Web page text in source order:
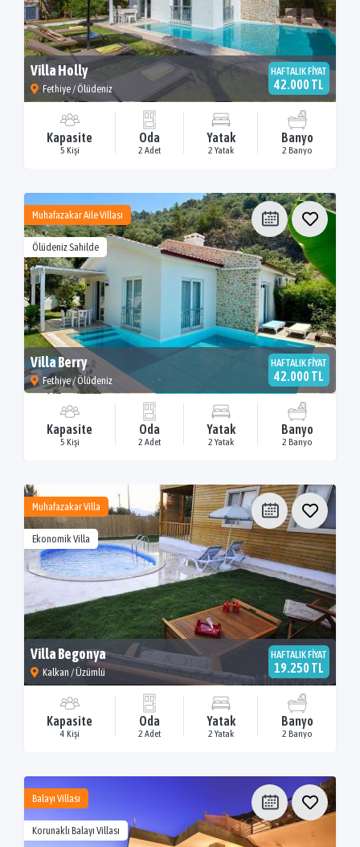
Villa Holly
Fethiye / Ölüdeniz
HAFTALIK FİYAT
42.000 TL
Kapasite
5 Kişi
Oda
2 Adet
Yatak
2 Yatak
Banyo
2 Banyo
Muhafazakar Aile Villası
Ölüdeniz Sahilde
Villa Berry
Fethiye / Ölüdeniz
HAFTALIK FİYAT
42.000 TL
Kapasite
5 Kişi
Oda
2 Adet
Yatak
2 Yatak
Banyo
2 Banyo
Muhafazakar Villa
Ekonomik Villa
Villa Begonya
Kalkan / Üzümlü
HAFTALIK FİYAT
19.250 TL
Kapasite
4 Kişi
Oda
2 Adet
Yatak
2 Yatak
Banyo
2 Banyo
Balayı Villası
Korunaklı Balayı Villası